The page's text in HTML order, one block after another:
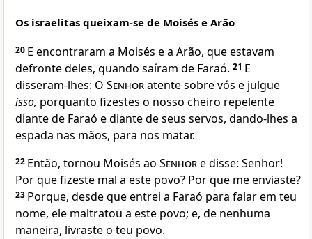
Os israelitas queixam-se de Moisés e Arão
20 E encontraram a Moisés e a Arão, que estavam
defronte deles, quando saíram de Faraó. 21 E
disseram-lhes: O Senhoratente sobre vós e julgue
isso, porquanto fizestes o nosso cheiro repelente
diante de Faraó e diante de seus servos, dando-lhes a
espada nas mãos, para nos matar.
22 Então, tornou Moisés ao Senhore disse: Senhor!
Por que fizeste mal a este povo? Por que me enviaste?
23 Porque, desde que entrei a Faraó para falar em teu
nome, ele maltratou a este povo; e, de nenhuma
maneira, livraste o teu povo.